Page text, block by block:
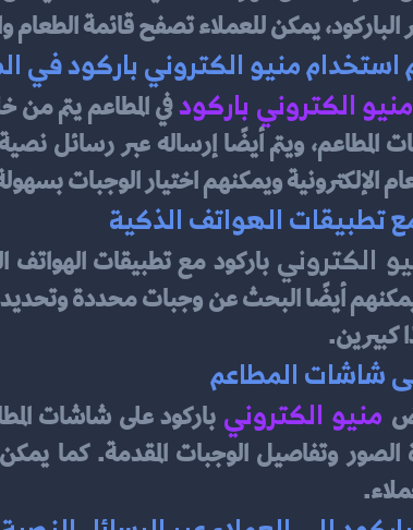
الباركود، يمكن للعملاء تصفح قائمة
منيو الكتروني باركود في
منيو الكتروني باركود
الإلكترونية ويمكنهم اختيار الوجبات
تطبيقات الهواتف الذكية
الكتروني
كبيرين.
شاشات المطاعم
منيو الكتروني